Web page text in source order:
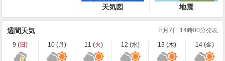
天気図 地震
週間天気 8月7日 14時00分発表
9 (日 ) 10 (月 ) 11 (火) 12 (水) 13 (木) 14 (金)